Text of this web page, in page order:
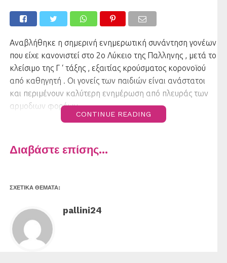
Αναβλήθηκε η σημερινή ενημερωτική συνάντηση γονέων
που είχε κανονιστεί στο 2ο Λύκειο της Παλληνης , μετά το
κλείσιμο της Γ ‘ τάξης , εξαιτίας κρούσματος κορονοϊού
από καθηγητή . Οι γονείς των παιδιών είναι ανάστατοι
και περιμένουν καλύτερη ενημέρωση από πλευράς των
αρμοδιων φορέων .
CONTINUE READING
Διαβάστε επίσης...
ΣΧΕΤΙΚΆ ΘΈΜΑΤΑ:
pallini24